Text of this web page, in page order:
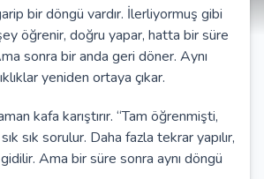
bir döngü vardır. İlerliyormuş gibi
öğrenir, doğru yapar, hatta bir süre
sonra bir anda geri döner. Aynı
yeniden ortaya çıkar.
kafa karıştırır. “Tam öğrenmişti,
sık sorulur. Daha fazla tekrar yapılır,
Ama bir süre sonra aynı döngü